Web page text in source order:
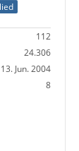
112
24.306
13. Jun. 2004
8